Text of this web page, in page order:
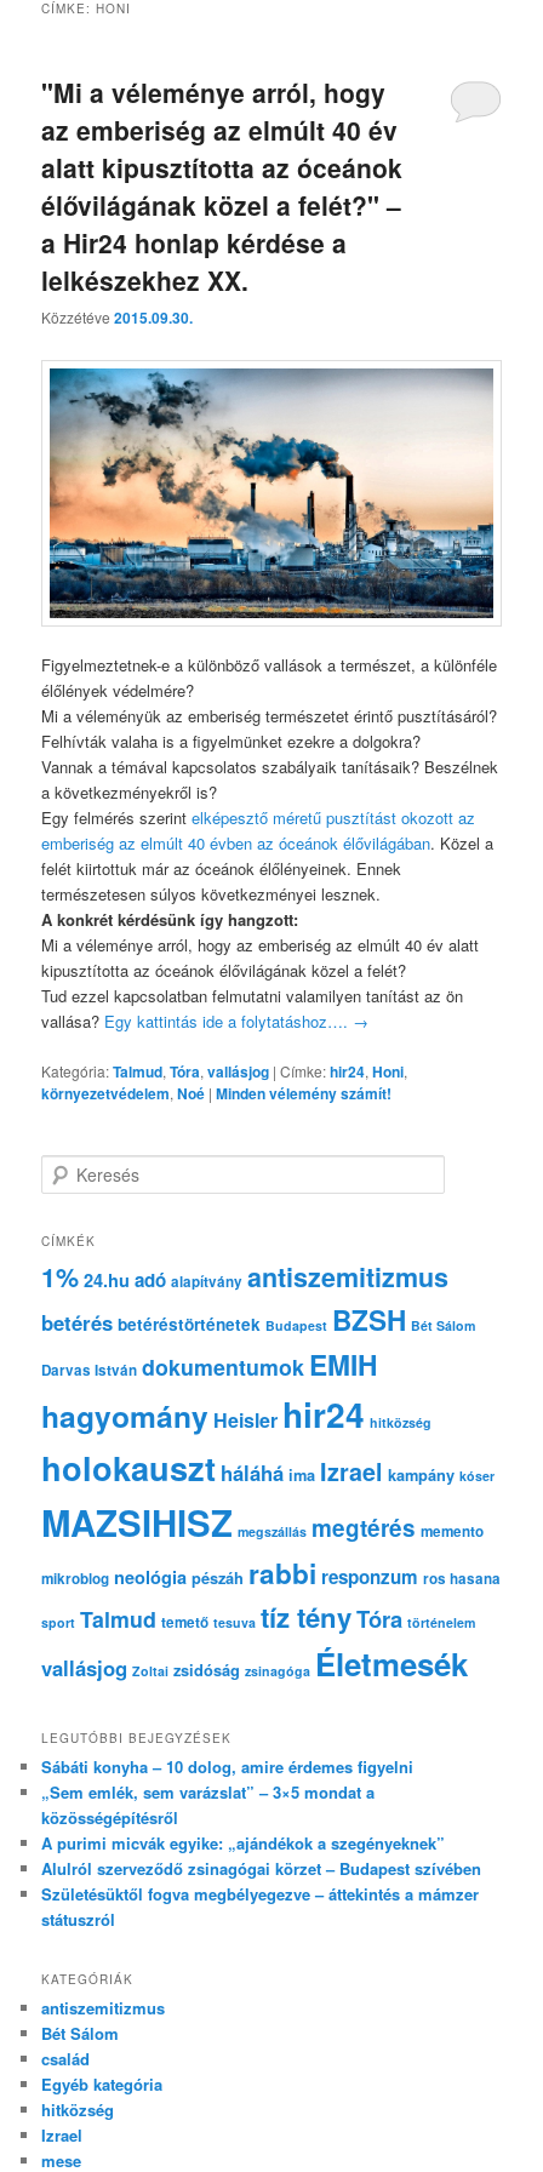
CÍMKE:HONI
"Mi a véleménye arról, hogy
az emberiség az elmúlt 40 év
alatt kipusztította az óceánok
élővilágának közel a felét?" –
a Hir24 honlap kérdése a
lelkészekhez XX.
Közzétéve2015.09.30.
Figyelmeztetnek-e a különböző vallások a természet, a különféle
élőlények védelmére?
Mi a véleményük az emberiség természetet érintő pusztításáról?
Felhívták valaha is a figyelmünket ezekre a dolgokra?
Vannak a témával kapcsolatos szabályaik tanításaik? Beszélnek
a következményekről is?
Egy felmérés szerintelképesztő méretű pusztítást okozott az
emberiség az elmúlt 40 évben az óceánok élővilágában. Közel a
felét kiirtottuk már az óceánok élőlényeinek. Ennek
természetesen súlyos következményei lesznek.
A konkrét kérdésünk így hangzott:
Mi a véleménye arról, hogy az emberiség az elmúlt 40 év alatt
kipusztította az óceánok élővilágának közel a felét?
Tud ezzel kapcsolatban felmutatni valamilyen tanítást az ön
vallása? Egy kattintás ide a folytatáshoz…. →
Kategória:Talmud,Tóra,vallásjog |Címke:hir24,Honi,
környezetvédelem,Noé |Minden vélemény számít!
e
e
é
CÍMKÉK
1% 24.hu adó alapítvány antiszemitizmus
betérés betéréstörténetek Budapest BZSH Bét Sálom
Darvas István dokumentumok EMIH
hagyomány Heisler hir24 hitközség
holokauszt háláhá ima Izrael kampány kóser
MAZSIHISZ megszállás megtérés memento
mikroblog neológia pészáh rabbi responzum ros hasana
sport Talmud temető tesuva tíz tényTóra történelem
vallásjog Zoltai zsidóság zsinagóga Életmesék
LEGUTÓBBI BEJEGYZÉSEK
Sábáti konyha – 10 dolog, amire érdemes figyelni
„Sem emlék, sem varázslat” – 3×5 mondat a
közösségépítésről
A purimi micvák egyike: „ajándékok a szegényeknek”
Alulról szerveződő zsinagógai körzet – Budapest szívében
Születésüktől fogva megbélyegezve – áttekintés a mámzer
státuszról
KATEGÓRIÁK
antiszemitizmus
Bét Sálom
család
Egyéb kategória
hitközség
Izrael
mese